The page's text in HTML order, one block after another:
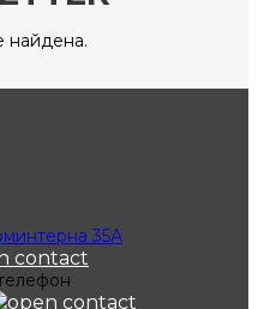
найдена.
35А